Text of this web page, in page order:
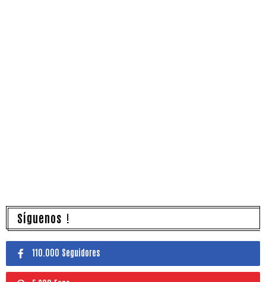
Síguenos !
110.000 Seguidores